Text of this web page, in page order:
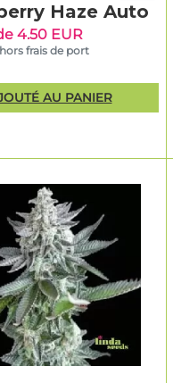
et
Haze Auto
4.50 EUR
frais de port
AU PANIER